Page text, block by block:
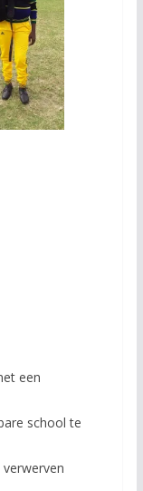
een
school te